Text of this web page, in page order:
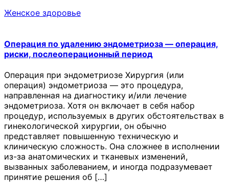
Женское здоровье
Операция по удалению эндометриоза — операция,
риски, послеоперационный период
Операция при эндометриозе Хирургия (или
операция) эндометриоза — это процедура,
направленная на диагностику и/или лечение
эндометриоза. Хотя он включает в себя набор
процедур, используемых в других обстоятельствах в
гинекологической хирургии, он обычно
представляет повышенную техническую и
клиническую сложность. Она сложнее в исполнении
из-за анатомических и тканевых изменений,
вызванных заболеванием, и иногда подразумевает
принятие решения об […]